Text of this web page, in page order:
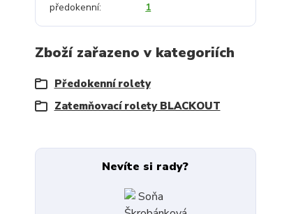
předokenní 1
Zboží zařazeno v kategoriích
Předokenní rolety
Zatemňovací rolety BLACKOUT
Nevíte si rady?